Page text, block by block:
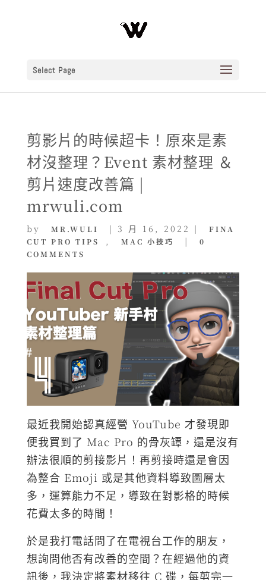
Select Page
剪影片的時候超卡！原來是素
材沒整理？Event 素材整理 ＆
剪片速度改善篇 |
mrwuli.com
by MR.WULI |3 月 16, 2022 |
FINA
CUT PRO TIPS
, MAC 小技巧 |
0
COMMENTS
最近我開始認真經營 YouTube 才發現即
便我買到了 Mac Pro 的骨灰罈，還是沒有
辦法很順的剪接影片！再剪接時還是會因
為整合 Emoji 或是其他資料導致圖層太
多，運算能力不足，導致在對影格的時候
花費太多的時間！
於是我打電話問了在電視台工作的朋友，
想詢問他否有改善的空間？在經過他的資
訊後，我決定將素材移往 C 碟，每剪完一